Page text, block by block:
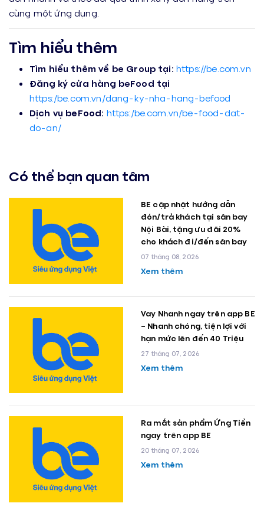
cùng một ứng dụng.
Tìm hiểu thêm
Tìm hiểu thêm về be Group tại: https://be.com.vn
Đăng ký cửa hàng beFood tại
https:/be.com.vn/dang-ky-nha-hang-befood
Dịch vụ beFood: https:/be.com.vn/be-food-dat-
do-an/
Có thể bạn quan tâm
BE cập nhật hướng dẫn
đón/trả khách tại sân bay
Nội Bài, tặng ưu đãi 20%
cho khách đi/đến sân bay
07 tháng 08, 2026
Xem thêm
Vay Nhanh ngay trên app BE
– Nhanh chóng, tiện lợi với
hạn mức lên đến 40 Triệu
27 tháng 07, 2026
Xem thêm
Ra mắt sản phẩm Ứng Tiền
ngay trên app BE
20 tháng 07, 2026
Xem thêm